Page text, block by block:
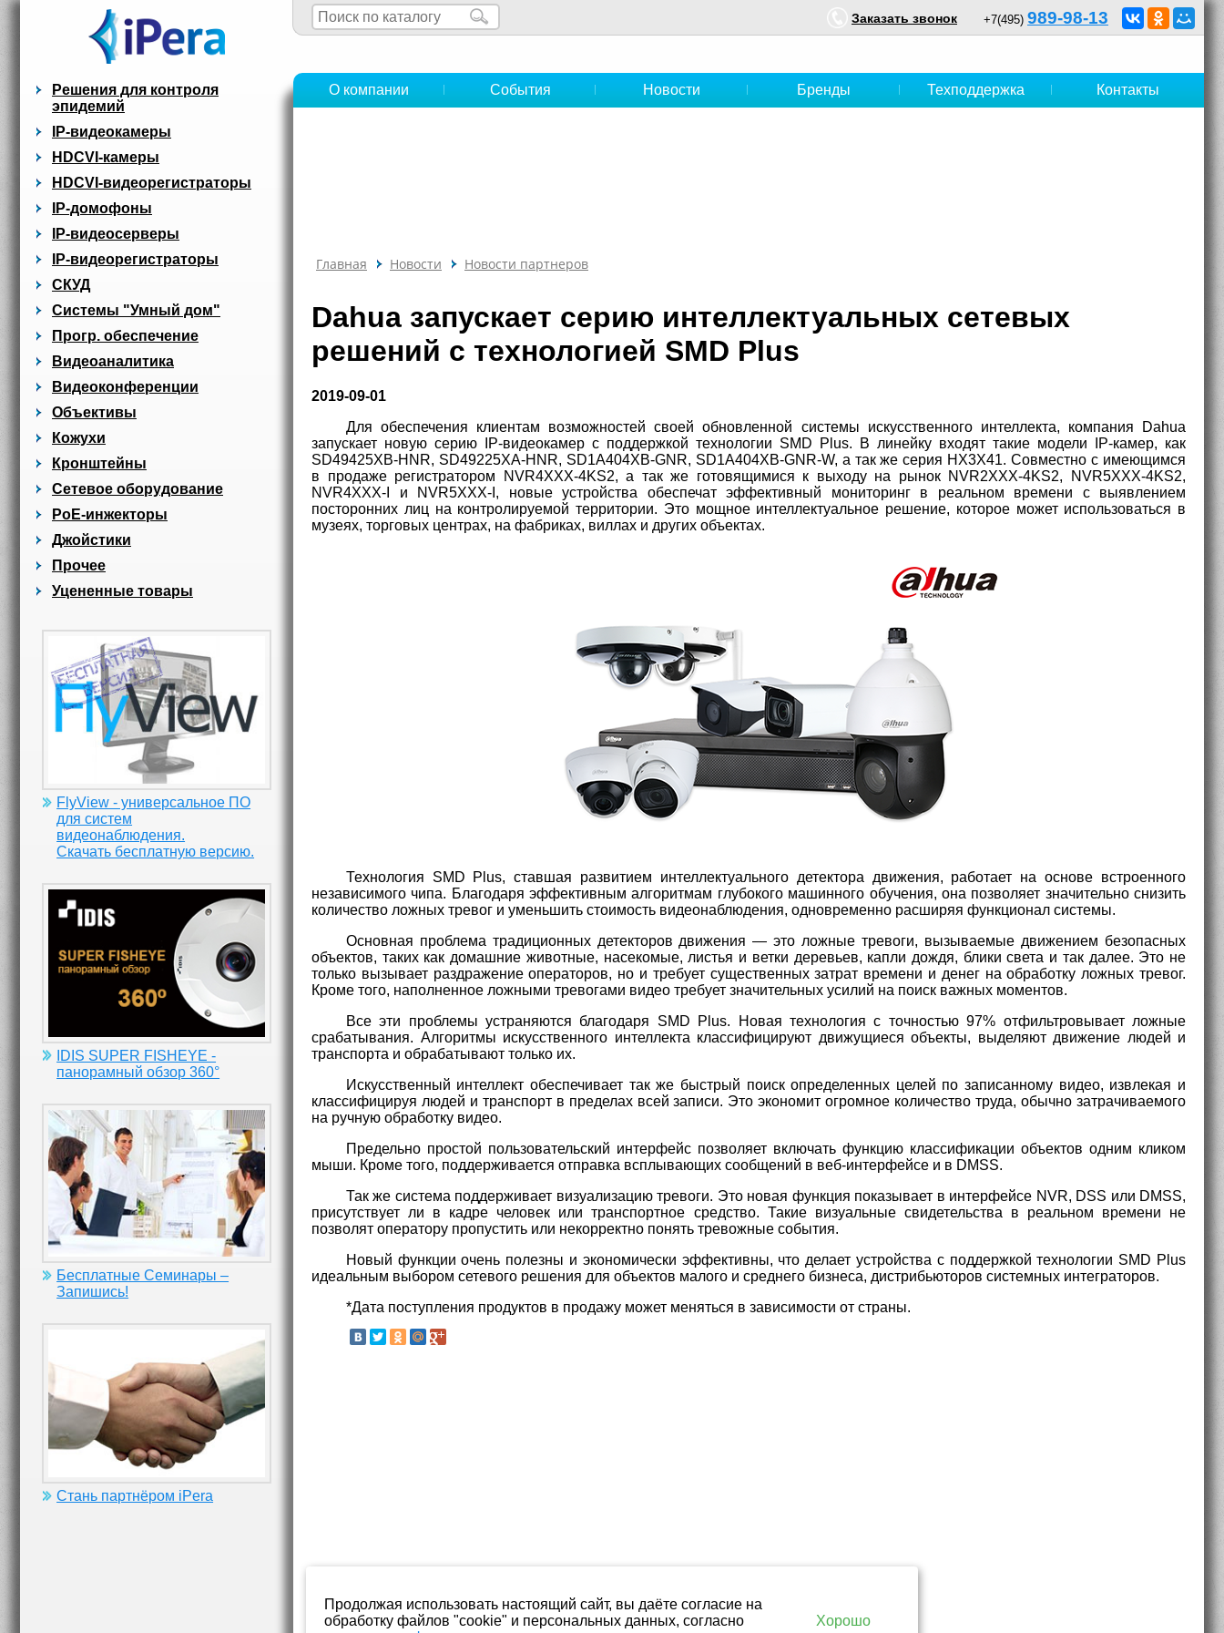
+7(495) 989-98-13
Заказать звонок
Решения для контроля
эпидемий
IP-видеокамеры
HDCVI-камеры
HDCVI-видеорегистраторы
IP-домофоны
IP-видеосерверы
IP-видеорегистраторы
СКУД
Системы "Умный дом"
Прогр. обеспечение
Видеоаналитика
Видеоконференции
Объективы
Кожухи
Кронштейны
Сетевое оборудование
PoE-инжекторы
Джойстики
Прочее
Уцененные товары
FlyView - универсальное ПО
для систем
видеонаблюдения.
Скачать бесплатную версию.
IDIS SUPER FISHEYE -
панорамный обзор 360°
Бесплатные Семинары –
Запишись!
Стань партнёром iPera
О компании События Новости Бренды Техподдержка Контакты
Главная Новости Новости партнеров
Dahua запускает серию интеллектуальных сетевых
решений с технологией SMD Plus
2019-09-01
Для обеспечения клиентам возможностей своей обновленной системы искусственного интеллекта, компания Dahua
запускает новую серию IP-видеокамер с поддержкой технологии SMD Plus. В линейку входят такие модели IP-камер, как
SD49425XB-HNR, SD49225XA-HNR, SD1A404XB-GNR, SD1A404XB-GNR-W, а так же серия HX3X41. Совместно с имеющимся
в продаже регистратором NVR4XXX-4KS2, а так же готовящимися к выходу на рынок NVR2XXX-4KS2, NVR5XXX-4KS2,
NVR4XXX-I и NVR5XXX-I, новые устройства обеспечат эффективный мониторинг в реальном времени с выявлением
посторонних лиц на контролируемой территории. Это мощное интеллектуальное решение, которое может использоваться в
музеях, торговых центрах, на фабриках, виллах и других объектах.
Технология SMD Plus, ставшая развитием интеллектуального детектора движения, работает на основе встроенного
независимого чипа. Благодаря эффективным алгоритмам глубокого машинного обучения, она позволяет значительно снизить
количество ложных тревог и уменьшить стоимость видеонаблюдения, одновременно расширяя функционал системы.
Основная проблема традиционных детекторов движения — это ложные тревоги, вызываемые движением безопасных
объектов, таких как домашние животные, насекомые, листья и ветки деревьев, капли дождя, блики света и так далее. Это не
только вызывает раздражение операторов, но и требует существенных затрат времени и денег на обработку ложных тревог.
Кроме того, наполненное ложными тревогами видео требует значительных усилий на поиск важных моментов.
Все эти проблемы устраняются благодаря SMD Plus. Новая технология с точностью 97% отфильтровывает ложные
срабатывания. Алгоритмы искусственного интеллекта классифицируют движущиеся объекты, выделяют движение людей и
транспорта и обрабатывают только их.
Искусственный интеллект обеспечивает так же быстрый поиск определенных целей по записанному видео, извлекая и
классифицируя людей и транспорт в пределах всей записи. Это экономит огромное количество труда, обычно затрачиваемого
на ручную обработку видео.
Предельно простой пользовательский интерфейс позволяет включать функцию классификации объектов одним кликом
мыши. Кроме того, поддерживается отправка всплывающих сообщений в веб-интерфейсе и в DMSS.
Так же система поддерживает визуализацию тревоги. Это новая функция показывает в интерфейсе NVR, DSS или DMSS,
присутствует ли в кадре человек или транспортное средство. Такие визуальные свидетельства в реальном времени не
позволят оператору пропустить или некорректно понять тревожные события.
Новый функции очень полезны и экономически эффективны, что делает устройства с поддержкой технологии SMD Plus
идеальным выбором сетевого решения для объектов малого и среднего бизнеса, дистрибьюторов системных интеграторов.
*Дата поступления продуктов в продажу может меняться в зависимости от страны.
Продолжая использовать настоящий сайт, вы даёте согласие на
обработку файлов "cookie" и персональных данных, согласно
Хорошо